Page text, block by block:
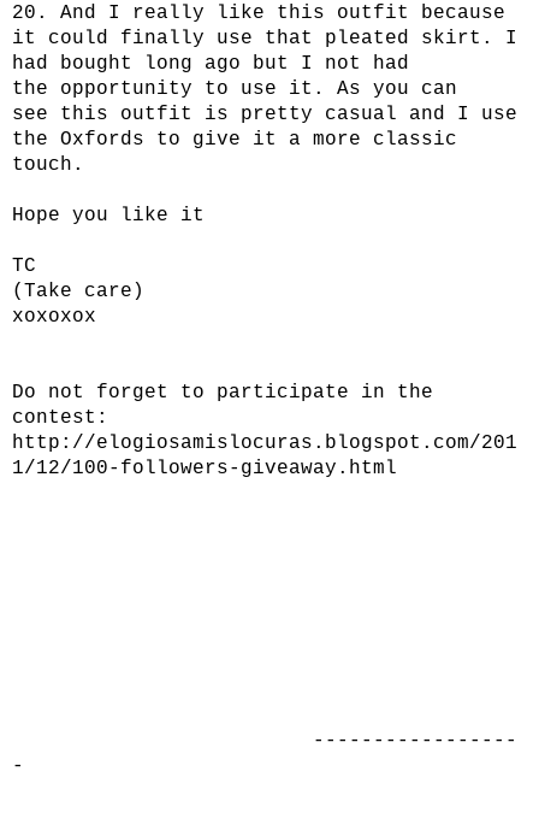
20.
And I really like this outfit
because
it
could finally use that pleated skirt.
I
had bought
long ago but
I not had
the
opportunity to use it .
As you can
see this outfit is pretty casual
and I use
the
Oxfords to give it a more classic
touch.
Hope you like it
TC
( Take care )
xoxoxox
Do not forget to
participate in the
contest :
http://elogiosamislocuras.blogspot.com/201
1/12/100-followers-giveaway.html
-----------------
-